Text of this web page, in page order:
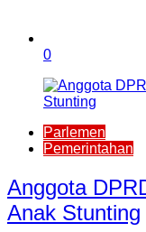
0
Parlemen
Pemerintahan
Anggota
Anak Stunting